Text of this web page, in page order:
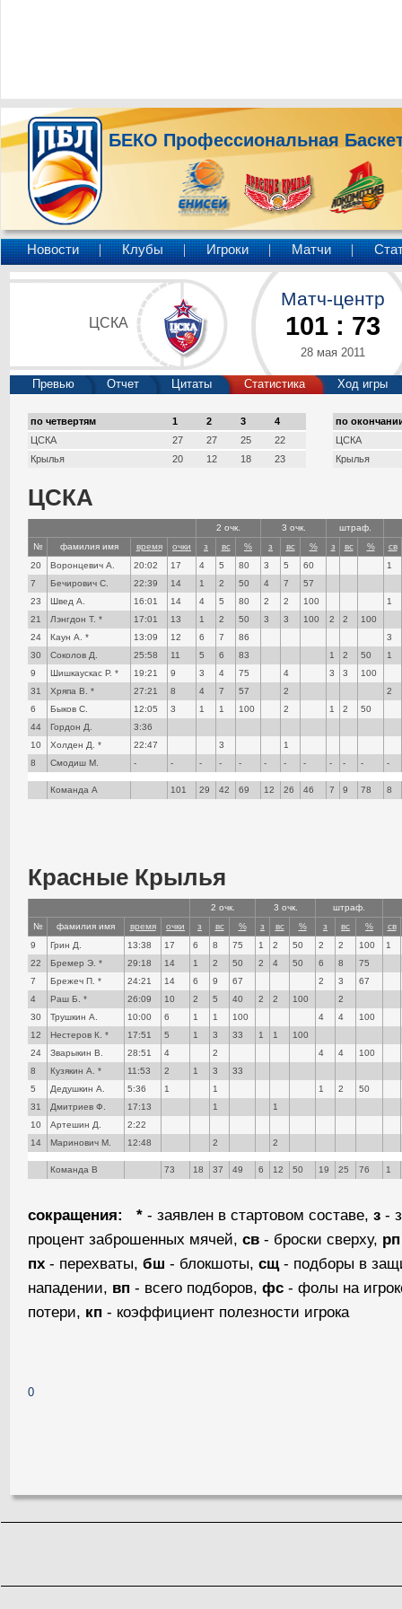
БЕКО Профессиональная
Новости Клубы Игроки Матчи
ЦСКА
Матч-центр
101: 73
28 мая 2011
Превью Отчет Цитаты Статистика Ход игры
по четвертям 1 2 3
4
ЦСКА
27 27 25
22
Крылья
20 12 18 23
по
ЦСКА
Крылья
ЦСКА
2 очк. 3 очк.
штраф.
№
фамилия имя время очки з вс % з вс % з вс %
св
20
Воронцевич А. 20:02 17 4 5 80 3 5 60
1
7
Бечирович С. 22:39 14 1 2 50 4 7
57
23
Швед А. 16:01 14 4 5 80 2 2 100
1
21
Лэнгдон Т. * 17:01 13 1 2 50 3 3 100 2 2
100
24
Каун А. * 13:09 12 6 7 86
3
30
Соколов Д. 25:58 11 5 6 83 1 2 50
1
9
Шишкаускас Р. * 19:21 9 3 4 75 4 3 3
100
31
Хряпа В. * 27:21 8 4 7 57 2
2
6
Быков С. 12:05 3 1 1 100 2 1 2
50
44
Гордон Д.
3:36
10
Холден Д. * 22:47 3
1
8
Смодиш М. - - - - - - - - - - - -
Команда А 101 29 42 69 12 26 46 7 9 78 8
Красные Крылья
2 очк. 3 очк.
штраф.
№
фамилия имя время очки з вс % з вс % з вс %
св
9
Грин Д. 13:38 17 6 8 75 1 2 50 2 2 100
1
22
Бремер Э. * 29:18 14 1 2 50 2 4 50 6 8
75
7
Брежеч П. * 24:21 14 6 9 67 2 3
67
4
Раш Б. * 26:09 10 2 5 40 2 2 100
2
30
Трушкин А. 10:00 6 1 1 100 4 4
100
12
Нестеров К. * 17:51 5 1 3 33 1 1
100
24
Зварыкин В. 28:51 4 2 4 4
100
8
Кузякин А. * 11:53 2 1 3
33
5
Дедушкин А. 5:36 1 1 1 2
50
31
Дмитриев Ф. 17:13 1
1
10
Артешин Д.
2:22
14
Маринович М. 12:48 2 2
Команда В 73 18 37 49 6 12 50 19 25 76 1
сокращения: * - заявлен в стартовом составе, з -
процент заброшенных мячей, св - броски сверху, рп
пх - перехваты, бш - блокшоты, сщ- подборы в
нападении, вп - всего подборов, фс - фолы на
потери, кп - коэффициент полезности игрока
0